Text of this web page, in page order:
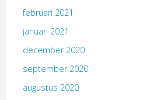
februari 2021
januari 2021
december 2020
september 2020
augustus 2020